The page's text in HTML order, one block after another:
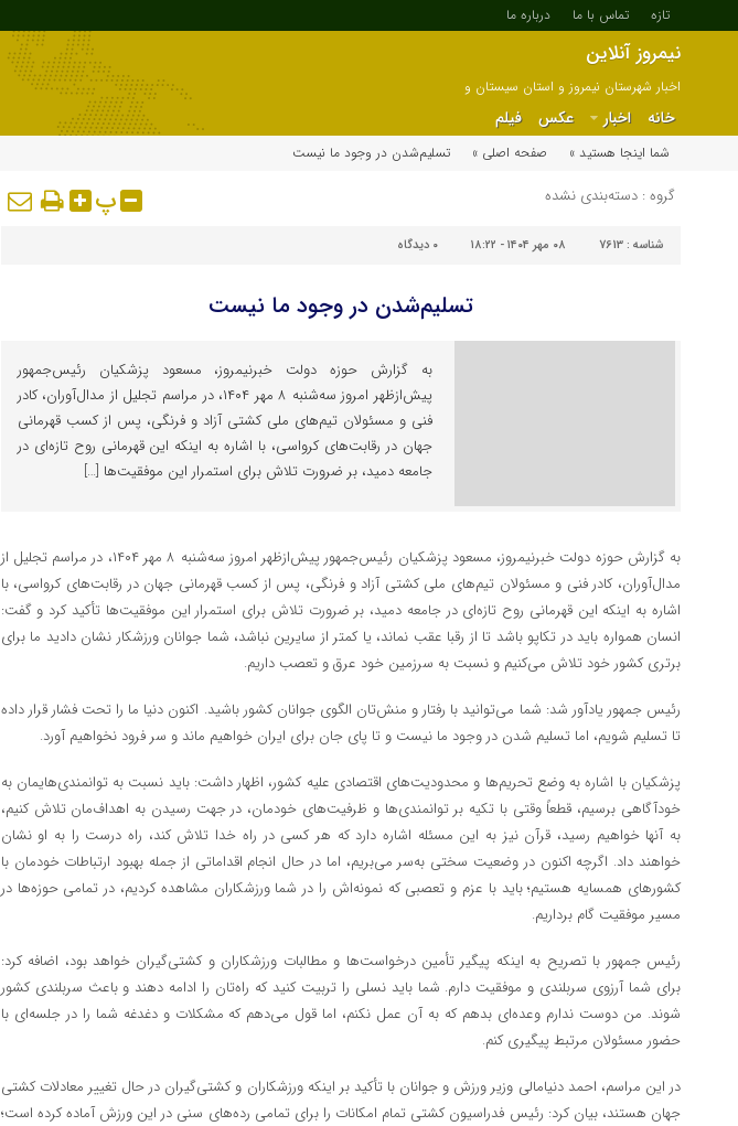
تازه تماس با ما درباره ما
نیمروز آنلاین
اخبار شهرستان نیمروز و استان سیستان و
بلوچستان
خانه اخبار عکس فیلم
شما اینجا هستید »
صفحه اصلی » تسلیم‌شدن در وجود ما نیست
گروه : دسته‌بندی نشده پ
شناسه : 7613 ۰۸ مهر ۱۴۰۴ - ۱۸:۲۲ ۰ دیدگاه
تسلیم‌شدن در وجود ما نیست
به گزارش حوزه دولت خبرنیمروز، مسعود پزشکیان رئیس‌جمهور
پیش‌ازظهر امروز سه‌شنبه ۸ مهر ۱۴۰۴، در مراسم تجلیل از مدال‌آوران، کادر
فنی و مسئولان تیم‌های ملی کشتی آزاد و فرنگی، پس از کسب قهرمانی
جهان در رقابت‌های کرواسی، با اشاره به اینکه این قهرمانی روح تازه‌ای در
جامعه دمید، بر ضرورت تلاش برای استمرار این موفقیت‌ها […]
به گزارش حوزه دولت خبرنیمروز، مسعود پزشکیان رئیس‌جمهور پیش‌ازظهر امروز سه‌شنبه ۸ مهر ۱۴۰۴، در مراسم تجلیل از
مدال‌آوران، کادر فنی و مسئولان تیم‌های ملی کشتی آزاد و فرنگی، پس از کسب قهرمانی جهان در رقابت‌های کرواسی، با
اشاره به اینکه این قهرمانی روح تازه‌ای در جامعه دمید، بر ضرورت تلاش برای استمرار این موفقیت‌ها تأکید کرد و گفت:
انسان همواره باید در تکاپو باشد تا از رقبا عقب نماند، یا کمتر از سایرین نباشد، شما جوانان ورزشکار نشان دادید ما برای
برتری کشور خود تلاش می‌کنیم و نسبت به سرزمین خود عرق و تعصب داریم.
رئیس جمهور یادآور شد: شما می‌توانید با رفتار و منش‌تان الگوی جوانان کشور باشید. اکنون دنیا ما را تحت فشار قرار داده
تا تسلیم شویم، اما تسلیم شدن در وجود ما نیست و تا پای جان برای ایران خواهیم ماند و سر فرود نخواهیم آورد.
پزشکیان با اشاره به وضع تحریم‌ها و محدودیت‌های اقتصادی علیه کشور، اظهار داشت: باید نسبت به توانمندی‌هایمان به
خودآگاهی برسیم، قطعاً وقتی با تکیه بر توانمندی‌ها و ظرفیت‌های خودمان، در جهت رسیدن به اهداف‌مان تلاش کنیم،
به آنها خواهیم رسید، قرآن نیز به این مسئله اشاره دارد که هر کسی در راه خدا تلاش کند، راه درست را به او نشان
خواهند داد. اگرچه اکنون در وضعیت سختی به‌سر می‌بریم، اما در حال انجام اقداماتی از جمله بهبود ارتباطات خودمان با
کشورهای همسایه هستیم؛ باید با عزم و تعصبی که نمونه‌اش را در شما ورزشکاران مشاهده کردیم، در تمامی حوزه‌ها در
مسیر موفقیت گام برداریم.
رئیس جمهور با تصریح به اینکه پیگیر تأمین درخواست‌ها و مطالبات ورزشکاران و کشتی‌گیران خواهد بود، اضافه کرد:
برای شما آرزوی سربلندی و موفقیت دارم. شما باید نسلی را تربیت کنید که راه‌تان را ادامه دهند و باعث سربلندی کشور
شوند. من دوست ندارم وعده‌ای بدهم که به آن عمل نکنم، اما قول می‌دهم که مشکلات و دغدغه شما را در جلسه‌ای با
حضور مسئولان مرتبط پیگیری کنم.
در این مراسم، احمد دنیامالی وزیر ورزش و جوانان با تأکید بر اینکه ورزشکاران و کشتی‌گیران در حال تغییر معادلات کشتی
جهان هستند، بیان کرد: رئیس فدراسیون کشتی تمام امکانات را برای تمامی رده‌های سنی در این ورزش آماده کرده است؛